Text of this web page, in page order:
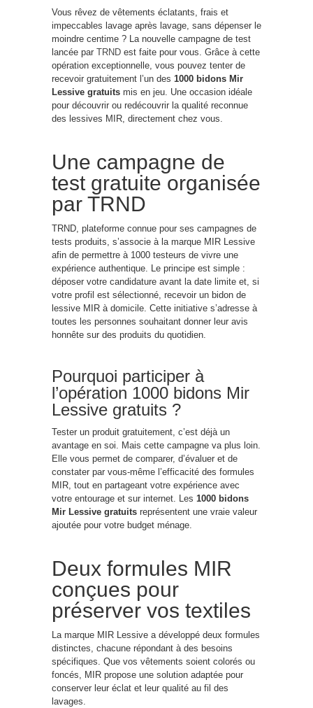
Vous rêvez de vêtements éclatants, frais et
impeccables lavage après lavage, sans dépenser le
moindre centime ? La nouvelle campagne de test
lancée par TRND est faite pour vous. Grâce à cette
opération exceptionnelle, vous pouvez tenter de
recevoir gratuitement l’un des 1000 bidons Mir
Lessive gratuits mis en jeu. Une occasion idéale
pour découvrir ou redécouvrir la qualité reconnue
des lessives MIR, directement chez vous.
Une campagne de
test gratuite organisée
par TRND
TRND, plateforme connue pour ses campagnes de
tests produits, s’associe à la marque MIR Lessive
afin de permettre à 1000 testeurs de vivre une
expérience authentique. Le principe est simple :
déposer votre candidature avant la date limite et, si
votre profil est sélectionné, recevoir un bidon de
lessive MIR à domicile. Cette initiative s’adresse à
toutes les personnes souhaitant donner leur avis
honnête sur des produits du quotidien.
Pourquoi participer à
l’opération 1000 bidons Mir
Lessive gratuits ?
Tester un produit gratuitement, c’est déjà un
avantage en soi. Mais cette campagne va plus loin.
Elle vous permet de comparer, d’évaluer et de
constater par vous-même l’efficacité des formules
MIR, tout en partageant votre expérience avec
votre entourage et sur internet. Les 1000 bidons
Mir Lessive gratuits représentent une vraie valeur
ajoutée pour votre budget ménage.
Deux formules MIR
conçues pour
préserver vos textiles
La marque MIR Lessive a développé deux formules
distinctes, chacune répondant à des besoins
spécifiques. Que vos vêtements soient colorés ou
foncés, MIR propose une solution adaptée pour
conserver leur éclat et leur qualité au fil des
lavages.